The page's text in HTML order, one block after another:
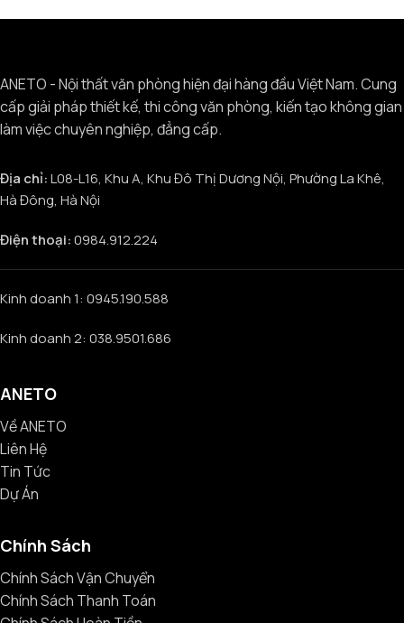
ANETO - Nội thất văn phòng hiện đại hàng đầu Việt Nam. Cung
cấp giải pháp thiết kế, thi công văn phòng, kiến tạo không gian
làm việc chuyên nghiệp, đẳng cấp.
Địa chỉ:L08-L16, Khu A, Khu Đô Thị Dương Nội, Phường La Khê,
Hà Đông, Hà Nội
Điện thoại:0984.912.224
Kinh doanh 1: 0945.190.588
Kinh doanh 2: 038.9501.686
ANETO
Về ANETO
Liên Hệ
Tin Tức
Dự Án
Chính Sách
Chính Sách Vận Chuyển
Chính Sách Thanh Toán